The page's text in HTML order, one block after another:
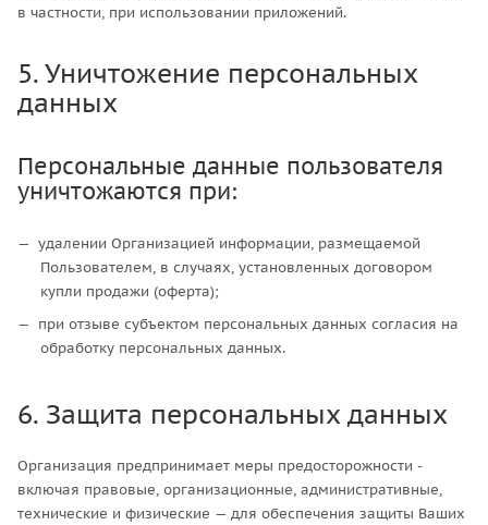
в частности, при использовании приложений.
5. Уничтожение персональных
данных
Персональные данные пользователя
уничтожаются при:
удалении Организацией информации, размещаемой
Пользователем, в случаях, установленных договором
купли продажи (оферта);
при отзыве субъектом персональных данных согласия на
обработку персональных данных.
6. Защита персональных данных
Организация предпринимает меры предосторожности -
включая правовые, организационные, административные,
технические и физические — для обеспечения защиты Ваших